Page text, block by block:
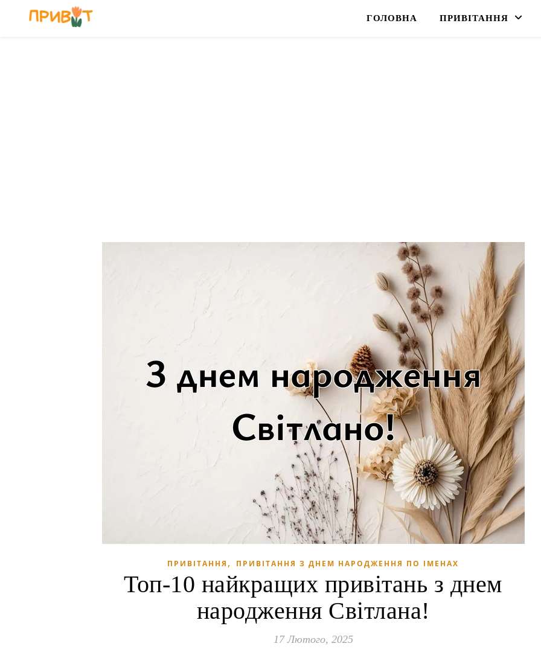
ГОЛОВНА ПРИВІТАННЯ
ПРИВІТАННЯ , ПРИВІТАННЯ З ДНЕМ НАРОДЖЕННЯ ПО ІМЕНАХ
Топ-10 найкращих привітань з днем
народження Світлана!
17 Лютого, 2025